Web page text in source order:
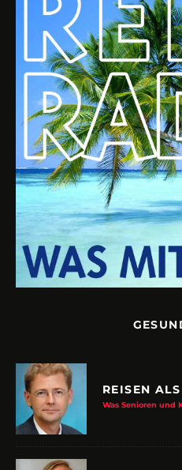
Was Senioren und